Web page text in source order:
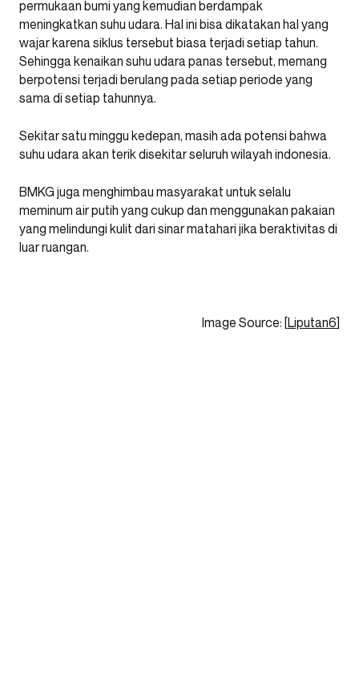
permukaan bumi yang kemudian berdampak
meningkatkan suhu udara. Hal ini bisa dikatakan hal yang
wajar karena siklus tersebut biasa terjadi setiap tahun.
Sehingga kenaikan suhu udara panas tersebut, memang
berpotensi terjadi berulang pada setiap periode yang
sama di setiap tahunnya.
Sekitar satu minggu kedepan, masih ada potensi bahwa
suhu udara akan terik disekitar seluruh wilayah indonesia.
BMKG juga menghimbau masyarakat untuk selalu
meminum air putih yang cukup dan menggunakan pakaian
yang melindungi kulit dari sinar matahari jika beraktivitas di
luar ruangan.
Image Source: [Liputan6]